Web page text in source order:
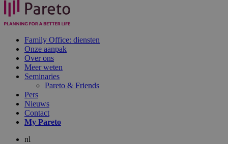
Family Office: diensten
Onze aanpak
Over ons
Meer weten
Seminaries
Pareto & Friends
Pers
Nieuws
Contact
My Pareto
nl